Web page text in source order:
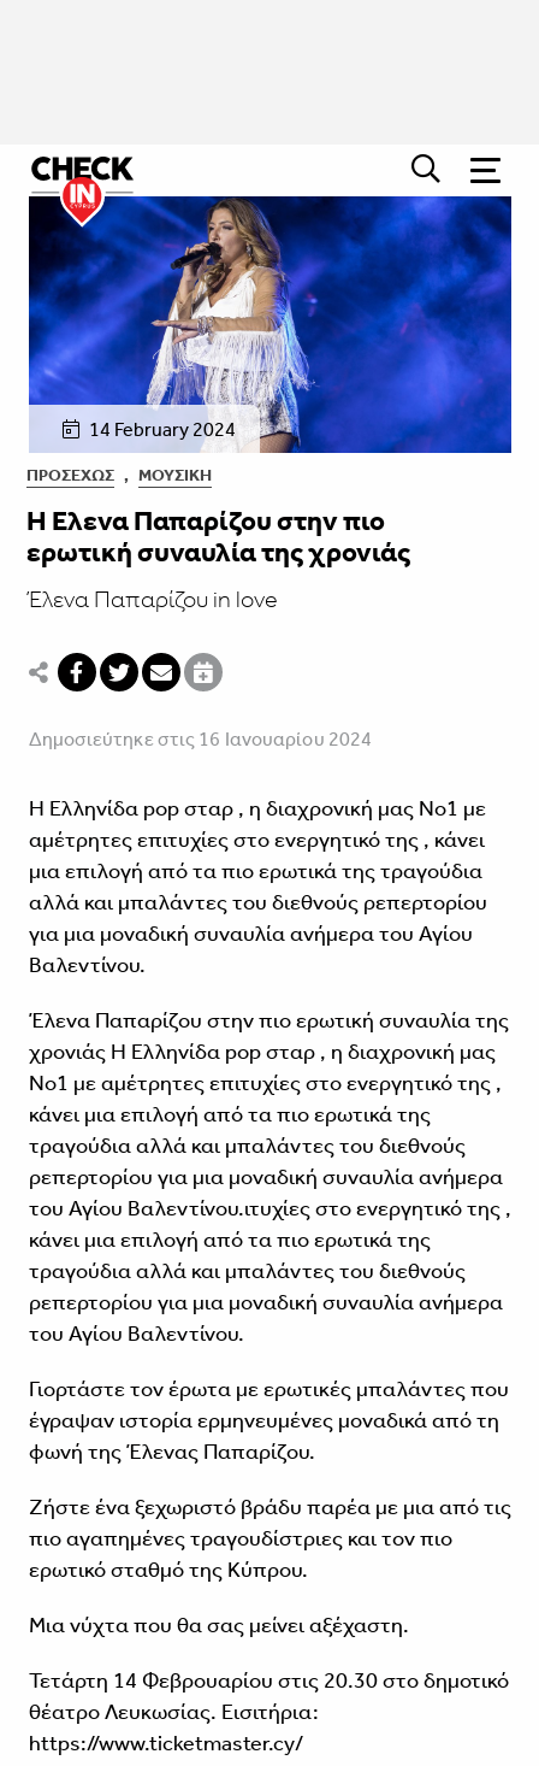
14 February 2024
ΠΡΟΣΕΧΏΣ , ΜΟΥΣΙΚΉ
Η Έλενα Παπαρίζου στην πιο
ερωτική συναυλία της χρονιάς
Έλενα Παπαρίζου in love
Δημοσιεύτηκε στις 16 Ιανουαρίου 2024
Η Ελληνίδα pop σταρ , η διαχρονική μας Νο1 με
αμέτρητες επιτυχίες στο ενεργητικό της , κάνει
μια επιλογή από τα πιο ερωτικά της τραγούδια
αλλά και μπαλάντες του διεθνούς ρεπερτορίου
για μια μοναδική συναυλία ανήμερα του Αγίου
Βαλεντίνου.
Έλενα Παπαρίζου στην πιο ερωτική συναυλία της
χρονιάς Η Ελληνίδα pop σταρ , η διαχρονική μας
Νο1 με αμέτρητες επιτυχίες στο ενεργητικό της ,
κάνει μια επιλογή από τα πιο ερωτικά της
τραγούδια αλλά και μπαλάντες του διεθνούς
ρεπερτορίου για μια μοναδική συναυλία ανήμερα
του Αγίου Βαλεντίνου.ιτυχίες στο ενεργητικό της ,
κάνει μια επιλογή από τα πιο ερωτικά της
τραγούδια αλλά και μπαλάντες του διεθνούς
ρεπερτορίου για μια μοναδική συναυλία ανήμερα
του Αγίου Βαλεντίνου.
Γιορτάστε τον έρωτα με ερωτικές μπαλάντες που
έγραψαν ιστορία ερμηνευμένες μοναδικά από τη
φωνή της Έλενας Παπαρίζου.
Ζήστε ένα ξεχωριστό βράδυ παρέα με μια από τις
πιο αγαπημένες τραγουδίστριες και τον πιο
ερωτικό σταθμό της Κύπρου.
Μια νύχτα που θα σας μείνει αξέχαστη.
Τετάρτη 14 Φεβρουαρίου στις 20.30 στο δημοτικό
θέατρο Λευκωσίας. Εισιτήρια:
https://www.ticketmaster.cy/